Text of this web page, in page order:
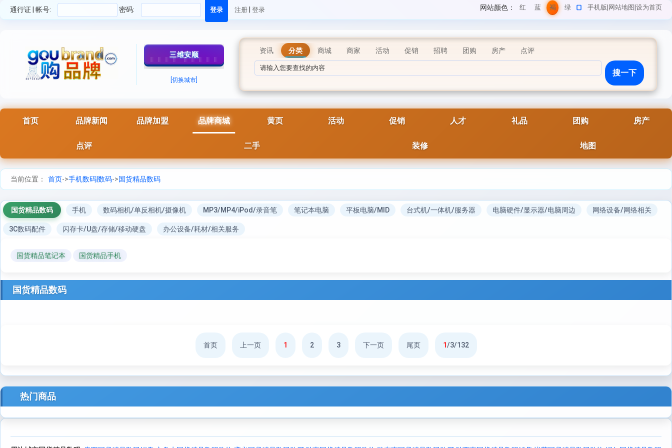
通行证 | 帐号: 密码: 注册 登录 手机版 网站地图 设为首页
红
色
蓝
色
褐
色
绿
色
网站颜色：
三维安顺
[切换城市]
资讯 分类 商城 商家 活动 促销 招聘 团购 房产 点评
首页 品牌新闻 品牌加盟 品牌商城 黄页 活动 促销 人才 礼品 团购 房产
点评 二手 装修 地图
当前位置： 首页->手机数码|数码->国货精品数码
国货精品数码 手机 数码相机/单反相机/摄像机 MP3/MP4/iPod/录音笔 笔记本电脑 平板电脑/MID 台式机/一体机/服务器 电脑硬件/显示器/电脑周边 网络设备/网络相关
3C数码配件 闪存卡/U盘/存储/移动硬盘 办公设备/耗材/相关服务
国货精品笔记本 国货精品手机
国货精品数码
首页 上一页 1 2 3 下一页 尾页 1/3/132
热门商品